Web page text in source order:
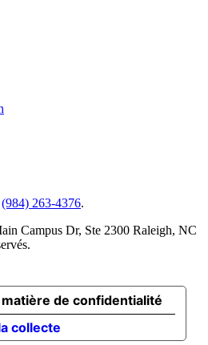
(984) 263-4376.
Campus Dr, Ste 2300 Raleigh, NC
collecte
de confidentialité